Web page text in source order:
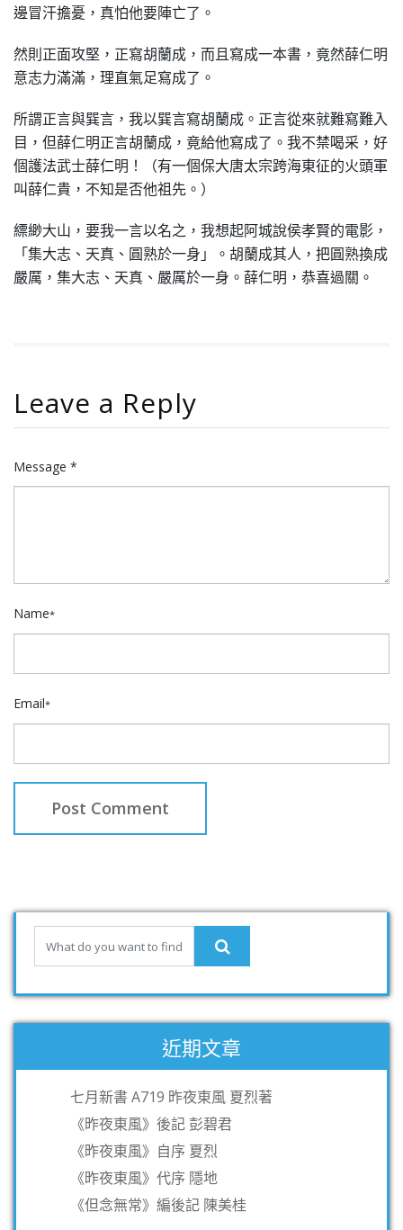
邊冒汗擔憂，真怕他要陣亡了。
然則正面攻堅，正寫胡蘭成，而且寫成一本書，竟然薛仁明
意志力滿滿，理直氣足寫成了。
所謂正言與巽言，我以巽言寫胡蘭成。正言從來就難寫難入
目，但薛仁明正言胡蘭成，竟給他寫成了。我不禁喝采，好
個護法武士薛仁明！（有一個保大唐太宗跨海東征的火頭軍
叫薛仁貴，不知是否他祖先。）
縹緲大山，要我一言以名之，我想起阿城說侯孝賢的電影，
「集大志、天真、圓熟於一身」。胡蘭成其人，把圓熟換成
嚴厲，集大志、天真、嚴厲於一身。薛仁明，恭喜過關。
Leave a Reply
Message *
Name*
Email*
近期文章
七月新書 A719 昨夜東風 夏烈著
《昨夜東風》後記 彭碧君
《昨夜東風》自序 夏烈
《昨夜東風》代序 隱地
《但念無常》編後記 陳美桂